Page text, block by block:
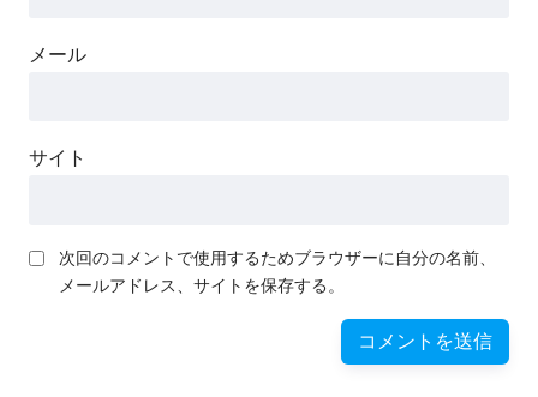
メール
サイト
次回のコメントで使用するためブラウザーに自分の名前、
メールアドレス、サイトを保存する。